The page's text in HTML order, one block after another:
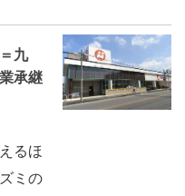
九
承継
るほ
ミの